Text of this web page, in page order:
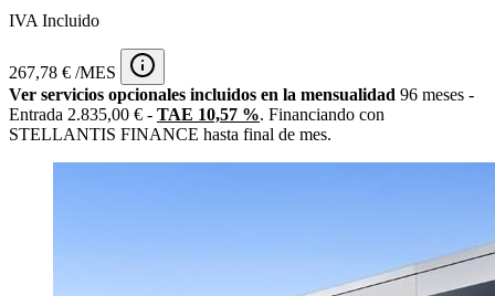
IVA Incluido
267,78 € /MES
Ver servicios opcionales incluidos en la mensualidad 96 meses -
Entrada 2.835,00 € - TAE 10,57 %. Financiando con
STELLANTIS FINANCE hasta final de mes.